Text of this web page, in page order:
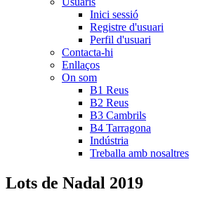
Inici sessió
Registre d'usuari
Perfil d'usuari
Contacta-hi
Enllaços
On som
B1 Reus
B2 Reus
B3 Cambrils
B4 Tarragona
Indústria
Treballa amb nosaltres
Lots de Nadal 2019